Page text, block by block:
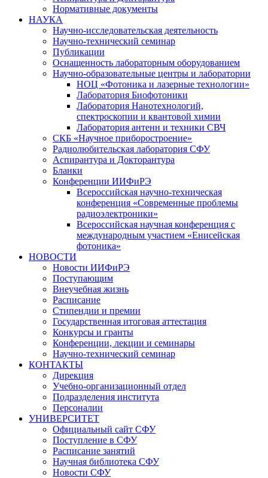
Нормативные документы
НАУКА
Научно-исследовательская деятельность
Научно-технический семинар
Публикации
Оснащенность лабораторным оборудованием
Научно-образовательные центры и лаборатории
НОЦ «Фотоника и лазерные технологии»
Лаборатория Биофотоники
Лаборатория Нанотехнологий,
спектроскопии и квантовой химии
Лаборатория антенн и техники СВЧ
СКБ «Научное приборостроение»
Радиолюбительская лаборатория СФУ
Аспирантура и Докторантура
Бланки
Конференции ИИФиРЭ
Всероссийская научно-техническая
конференция «Современные проблемы
радиоэлектроники»
Всероссийская научная конференция с
международным участием «Енисейская
фотоника»
НОВОСТИ
Новости ИИФиРЭ
Поступающим
Внеучебная жизнь
Расписание
Стипендии и премии
Государственная итоговая аттестация
Конкурсы и гранты
Конференции, лекции и семинары
Научно-технический семинар
КОНТАКТЫ
Дирекция
Учебно-организационный отдел
Подразделения института
Персоналии
УНИВЕРСИТЕТ
Официальный сайт СФУ
Поступление в СФУ
Расписание занятий
Научная библиотека СФУ
Новости СФУ